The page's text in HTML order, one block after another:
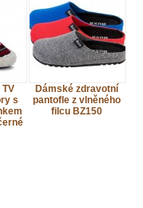
TV
s
Dámské zdravotní
pantofle z vlněného
filcu BZ150